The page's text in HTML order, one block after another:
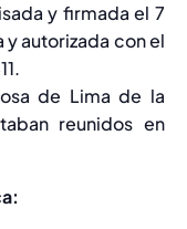
y firmada el 7
autorizada con el
de Lima de la
reunidos en